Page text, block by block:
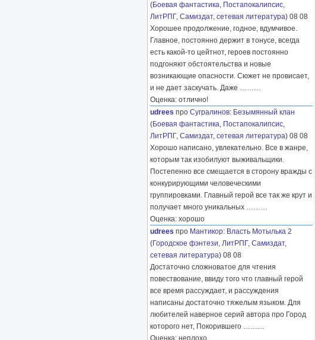
(Боевая фантастика, Постапокалипсис,
ЛитРПГ, Самиздат, сетевая литература) 08 08
Хорошее продолжение, годное, вдумчивое.
Главное, постоянно держит в тонусе, всегда
есть какой-то цейтнот, героев постоянно
подгоняют обстоятельства и новые
возникающие опасности. Сюжет не провисает,
и не дает заскучать. Даже ………
Оценка: отлично!
udrees про Сугралинов: Безымянный клан
(Боевая фантастика, Постапокалипсис,
ЛитРПГ, Самиздат, сетевая литература) 08 08
Хорошо написано, увлекательно. Все в жанре,
которым так изобилуют выживальщики.
Постепенно все смещается в сторону вражды с
конкурирующими человеческими
группировками. Главный герой все так же крут и
получает много уникальных ………
Оценка: хорошо
udrees про Мантикор: Власть Мотылька 2
(Городское фэнтези, ЛитРПГ, Самиздат,
сетевая литература) 08 08
Достаточно сложноватое для чтения
повествование, ввиду того что главный герой
все время рассуждает, и рассуждения
написаны достаточно тяжелым языком. Для
любителей наверное серий автора про Город
которого нет, Покорившего ………